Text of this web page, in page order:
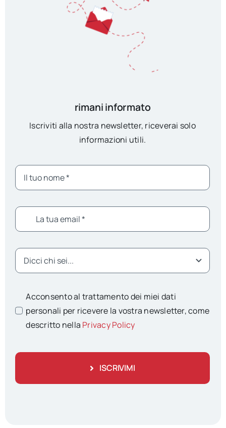
rimani informato
Iscriviti alla nostra newsletter, riceverai solo
informazioni utili.
Acconsento al trattamento dei miei dati
personali per ricevere la vostra newsletter, come
descritto nella Privacy Policy
ISCRIVIMI